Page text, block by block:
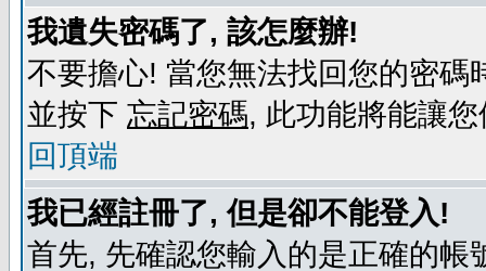
我遺失密碼了, 該怎麼辦!
不要擔心! 當您無法找回您的密
並按下 忘記密碼, 此功能將能讓
回頂端
我已經註冊了, 但是卻不能登入!
首先, 先確認您輸入的是正確的